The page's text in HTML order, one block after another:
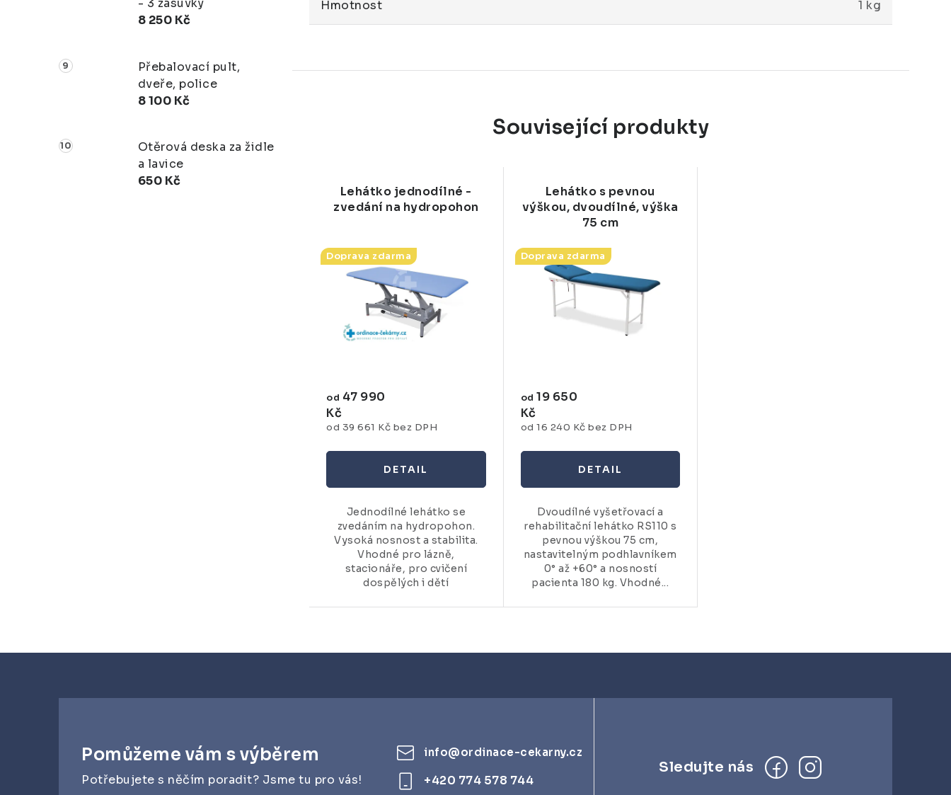
- 3 zásuvky
8 250 Kč
Přebalovací pult,
dveře, police
8 100 Kč
Otěrová deska za židle
a lavice
650 Kč
Hmotnost 1 kg
Související produkty
Lehátko jednodílné -
zvedání na hydropohon
Doprava zdarma
od 39 661 Kč bez DPH
od 47 990
Kč
Jednodílné lehátko se
zvedáním na hydropohon.
Vysoká nosnost a stabilita.
Vhodné pro lázně,
stacionáře, pro cvičení
dospělých i dětí
Lehátko s pevnou
výškou, dvoudílné, výška
75 cm
Doprava zdarma
od 16 240 Kč bez DPH
od 19 650
Kč
Dvoudílné vyšetřovací a
rehabilitační lehátko RS110 s
pevnou výškou 75 cm,
nastavitelným podhlavníkem
0° až +60° a nosností
pacienta 180 kg. Vhodné...
Pomůžeme vám s výběrem
Potřebujete s něčím poradit? Jsme tu pro vás!
info@ordinace-cekarny.cz
+420 774 578 744